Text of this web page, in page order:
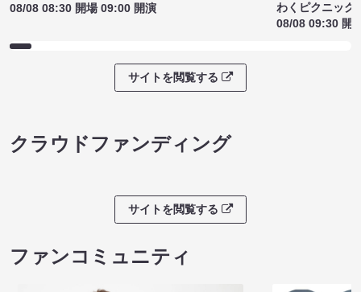
08/08 08:30 開場 09:00 開演
わくピクニック
08/08 09:30 開
サイトを閲覧する
クラウドファンディング
サイトを閲覧する
ファンコミュニティ